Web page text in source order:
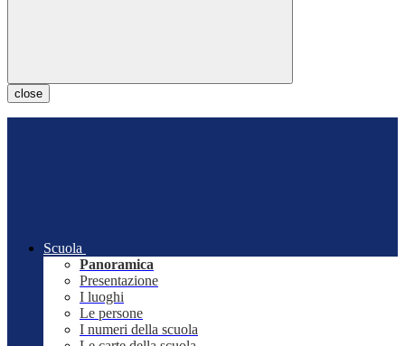
close
Scuola
Panoramica
Presentazione
I luoghi
Le persone
I numeri della scuola